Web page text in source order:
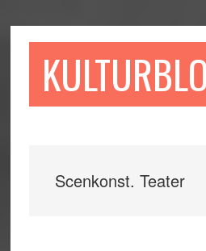
till
till
sidofältet
till
Scenkonst. Teater